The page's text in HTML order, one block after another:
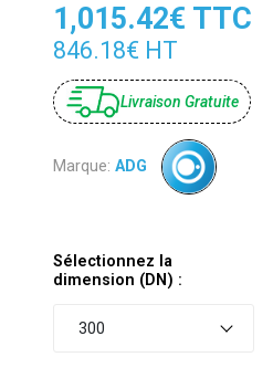
1,015.42€ TTC
846.18€ HT
Livraison Gratuite
Marque: ADG
Sélectionnez la
dimension (DN) :
300